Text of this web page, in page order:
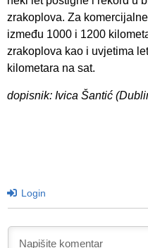
zrakoplova. Za
između 1000 i 1200
zrakoplova kao i uvjetima
kilometara na sat.
dopisnik: Ivica Šantić
Login